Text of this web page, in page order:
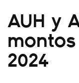
AUH y
2024